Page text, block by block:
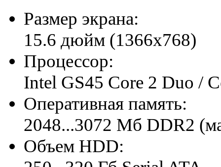
Размер экрана:
15.6 дюйм (1366x768)
Процессор:
Intel GS45 Core 2 Duo /
Оперативная память:
2048...3072 Мб DDR2
Объем HDD: